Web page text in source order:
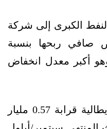
الكبرى إلى شركة
صافي ربحها بنسبة
وهو أكبر معدل انخفاض
وبلغ صافي ربح الشركة الإيطالية قرابة 0.57 مليار